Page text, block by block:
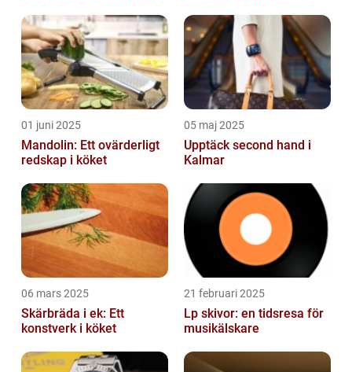
01 juni 2025
Mandolin: Ett ovärderligt
redskap i köket
05 maj 2025
Upptäck second hand i
Kalmar
06 mars 2025
Skärbräda i ek: Ett
konstverk i köket
21 februari 2025
Lp skivor: en tidsresa för
musikälskare